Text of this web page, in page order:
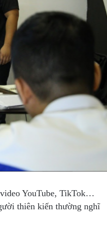
YouTube, TikTok…
thiên kiến thường nghĩ